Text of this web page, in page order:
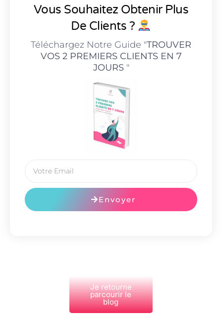
Vous Souhaitez Obtenir Plus
De Clients ?
Téléchargez Notre Guide "TROUVER
VOS 2 PREMIERS CLIENTS EN 7
JOURS"
Envoyer
Je retourne
parcourir le
blog